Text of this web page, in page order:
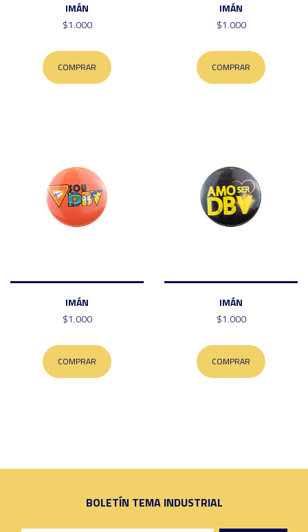
IMÁN
$1.000
COMPRAR
IMÁN
$1.000
COMPRAR
IMÁN
$1.000
COMPRAR
IMÁN
$1.000
COMPRAR
BOLETÍN TEMA INDUSTRIAL